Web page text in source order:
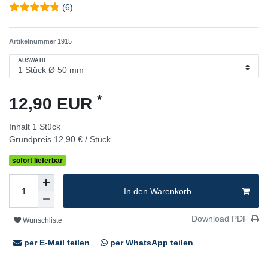
(6)
Artikelnummer 1915
AUSWAHL
12,90 EUR *
Inhalt 1 Stück
Grundpreis 12,90 € / Stück
sofort lieferbar
In den Warenkorb
Wunschliste Download PDF
per E-Mail teilen per WhatsApp teilen